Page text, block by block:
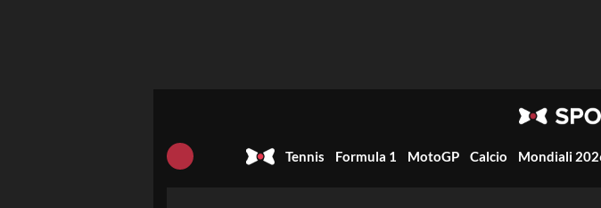
Tennis Formula 1 MotoGP Calcio Mondiali